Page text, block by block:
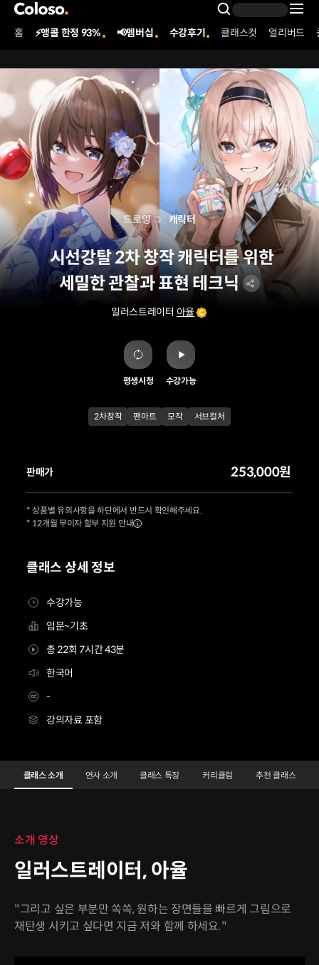
콜로소
Search
Coloso Menu
홈 ⚡앵콜 한정 93% 📢멤버십 수강후기 클래스컷 얼리버드
시선강탈 2차 창작 캐릭터를 위한
세밀한 관찰과 표현 테크닉
일러스트레이터 아율
드로잉 캐릭터
평생시청 수강가능
2차창작 팬아트 모작 서브컬처
클래스 상세 정보
수강가능
입문~기초
총 22회 7시간 43분
한국어
-
강의자료 포함
판매가 253,000원
* 상품별 유의사항을 하단에서 반드시 확인해주세요.
* 12개월 무이자 할부 지원 안내
일러스트레이터 아율Details
Configuration Information Shortcuts
클래스 소개 연사 소개 클래스 특징 커리큘럼 추천 클래스
소개 영상
일러스트레이터, 아율
"그리고 싶은 부분만 쏙쏙, 원하는 장면들을 빠르게 그림으로
재탄생 시키고 싶다면 지금 저와 함께 하세요."